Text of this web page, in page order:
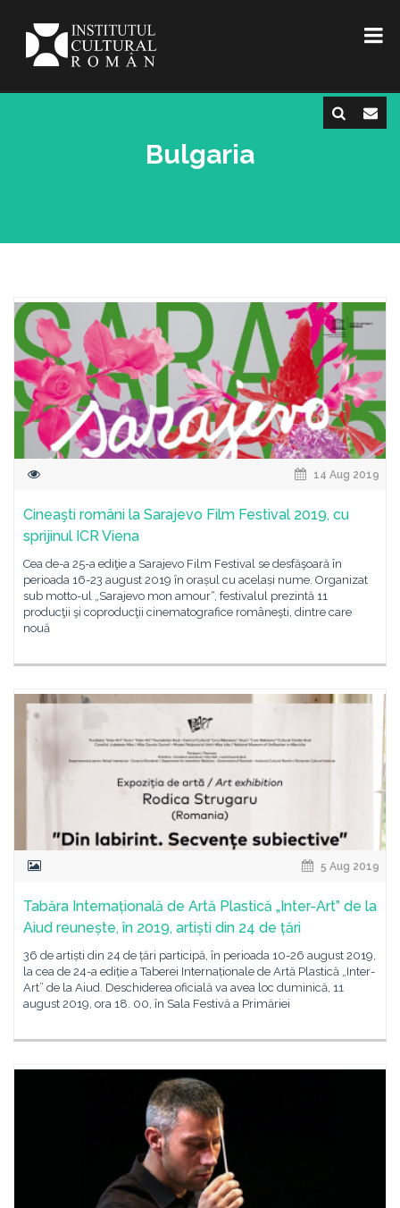
Bulgaria
14 Aug 2019
Cineaşti români la Sarajevo Film Festival 2019, cu
sprijinul ICR Viena
Cea de-a 25-a ediţie a Sarajevo Film Festival se desfăşoară în
perioada 16-23 august 2019 în orașul cu același nume. Organizat
sub motto-ul „Sarajevo mon amour“, festivalul prezintă 11
producţii şi coproducţii cinematografice româneşti, dintre care
nouă
5 Aug 2019
Tabăra Internațională de Artă Plastică „Inter-Art” de la
Aiud reunește, în 2019, artiști din 24 de țări
36 de artiști din 24 de țări participă, în perioada 10-26 august 2019,
la cea de 24-a ediție a Taberei Internaționale de Artă Plastică „Inter-
Art” de la Aiud. Deschiderea oficială va avea loc duminică, 11
august 2019, ora 18. 00, în Sala Festivă a Primăriei